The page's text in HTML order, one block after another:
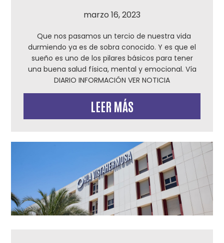
marzo 16, 2023
Que nos pasamos un tercio de nuestra vida
durmiendo ya es de sobra conocido. Y es que el
sueño es uno de los pilares básicos para tener
una buena salud física, mental y emocional. Vía
DIARIO INFORMACIÓN VER NOTICIA
LEER MÁS